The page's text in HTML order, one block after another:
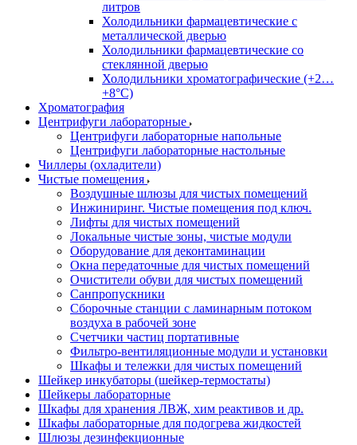
литров
Холодильники фармацевтические с
металлической дверью
Холодильники фармацевтические со
стеклянной дверью
Холодильники хроматографические (+2…
+8°C)
Хроматография
Центрифуги лабораторные
Центрифуги лабораторные напольные
Центрифуги лабораторные настольные
Чиллеры (охладители)
Чистые помещения
Воздушные шлюзы для чистых помещений
Инжиниринг. Чистые помещения под ключ.
Лифты для чистых помещений
Локальные чистые зоны, чистые модули
Оборудование для деконтаминации
Окна передаточные для чистых помещений
Очистители обуви для чистых помещений
Санпропускники
Сборочные станции с ламинарным потоком
воздуха в рабочей зоне
Счетчики частиц портативные
Фильтро-вентиляционные модули и установки
Шкафы и тележки для чистых помещений
Шейкер инкубаторы (шейкер-термостаты)
Шейкеры лабораторные
Шкафы для хранения ЛВЖ, хим реактивов и др.
Шкафы лабораторные для подогрева жидкостей
Шлюзы дезинфекционные